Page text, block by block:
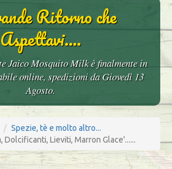
Ritorno che
Aspettavi....
Jaico Mosquito Milk è finalmente in
online, spedizioni da Giovedì 13
Agosto.
Spezie, tè e molto altro...
Dolcificanti, Lieviti, Marron Glace'......